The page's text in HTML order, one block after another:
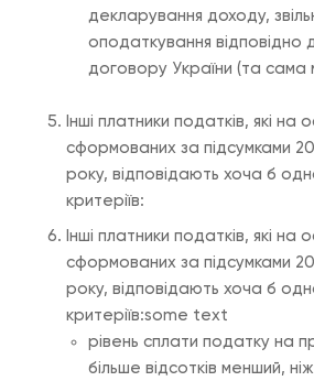
декларування доходу,
оподаткування відповідно
договору України (та сама
Інші платники податків, які на
сформованих за підсумками
року, відповідають хоча б
критеріїв:
Інші платники податків, які на
сформованих за підсумками
року, відповідають хоча б
критеріїв:some text
рівень сплати податку на
більше відсотків менший,